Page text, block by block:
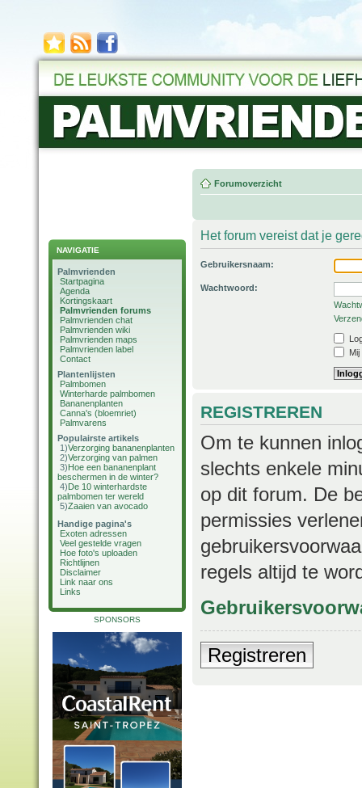
NAVIGATIE
Palmvrienden
Startpagina
Agenda
Kortingskaart
Palmvrienden forums
Palmvrienden chat
Palmvrienden wiki
Palmvrienden maps
Palmvrienden label
Contact
Plantenlijsten
Palmbomen
Winterharde palmbomen
Bananenplanten
Canna's (bloemriet)
Palmvarens
Populairste artikels
1)Verzorging bananenplanten
2)Verzorging van palmen
3)Hoe een bananenplant
beschermen in de winter?
4)De 10 winterhardste
palmbomen ter wereld
5)Zaaien van avocado
Handige pagina's
Exoten adressen
Veel gestelde vragen
Hoe foto's uploaden
Richtlijnen
Disclaimer
Link naar ons
Links
SPONSORS
Forumoverzicht
Het forum vereist dat je
Gebruikersnaam:
Wachtwoord:
REGISTREREN
Om te kunnen
slechts enkele
op dit forum. De
permissies
regels altijd te
Registreren